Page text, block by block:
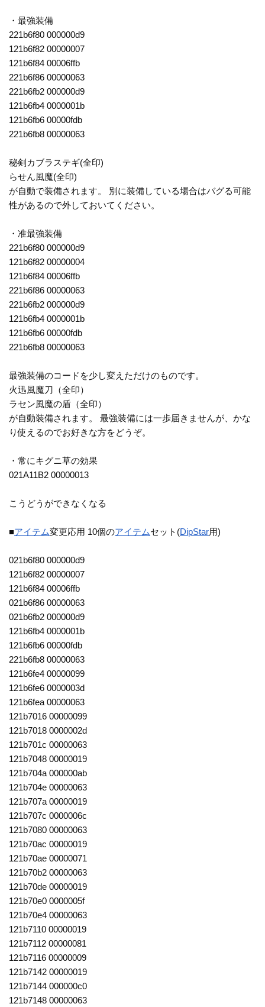
・最強装備
221b6f80 000000d9
121b6f82 00000007
121b6f84 00006ffb
221b6f86 00000063
221b6fb2 000000d9
121b6fb4 0000001b
121b6fb6 00000fdb
221b6fb8 00000063
秘剣カブラステギ(全印)
らせん風魔(全印)
が自動で装備されます。 別に装備している場合はバグる可能
性があるので外しておいてください。
・准最強装備
221b6f80 000000d9
121b6f82 00000004
121b6f84 00006ffb
221b6f86 00000063
221b6fb2 000000d9
121b6fb4 0000001b
121b6fb6 00000fdb
221b6fb8 00000063
最強装備のコードを少し変えただけのものです。
火迅風魔刀（全印）
ラセン風魔の盾（全印）
が自動装備されます。 最強装備には一歩届きませんが、かな
り使えるのでお好きな方をどうぞ。
・常にキグニ草の効果
021A11B2 00000013
こうどうができなくなる
■アイテム変更応用 10個のアイテムセット(DipStar用)
021b6f80 000000d9
121b6f82 00000007
121b6f84 00006ffb
021b6f86 00000063
021b6fb2 000000d9
121b6fb4 0000001b
121b6fb6 00000fdb
221b6fb8 00000063
121b6fe4 00000099
121b6fe6 0000003d
121b6fea 00000063
121b7016 00000099
121b7018 0000002d
121b701c 00000063
121b7048 00000019
121b704a 000000ab
121b704e 00000063
121b707a 00000019
121b707c 0000006c
121b7080 00000063
121b70ac 00000019
121b70ae 00000071
121b70b2 00000063
121b70de 00000019
121b70e0 0000005f
121b70e4 00000063
121b7110 00000019
121b7112 00000081
121b7116 00000009
121b7142 00000019
121b7144 000000c0
121b7148 00000063